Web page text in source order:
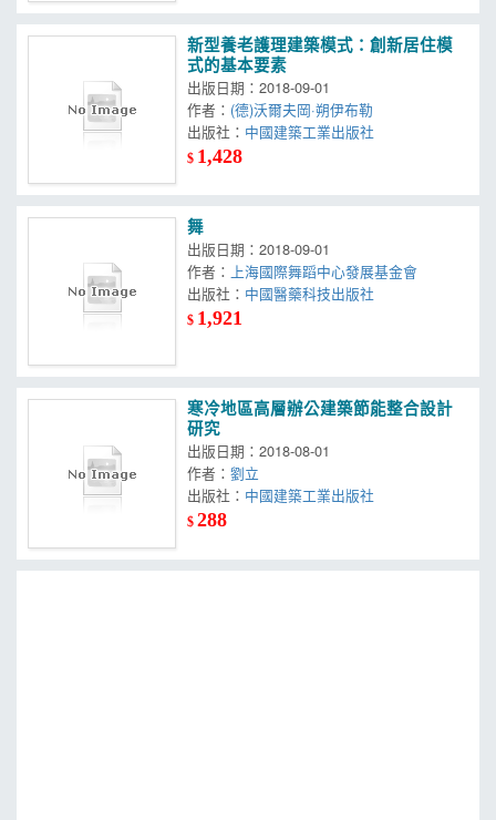
新型養老護理建築模式：創新居住模
式的基本要素
出版日期：2018-09-01
作者： (德)沃爾夫岡·朔伊布勒
出版社： 中國建築工業出版社
$ 1,428
舞
出版日期：2018-09-01
作者： 上海國際舞蹈中心發展基金會
出版社： 中國醫藥科技出版社
$ 1,921
寒冷地區高層辦公建築節能整合設計
研究
出版日期：2018-08-01
作者：劉立
出版社： 中國建築工業出版社
$288